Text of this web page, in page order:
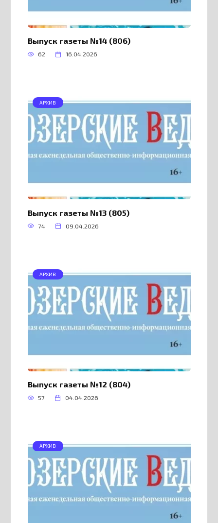
Выпуск газеты №14 (806)
62 16.04.2026
АРХИВ
Выпуск газеты №13 (805)
74 09.04.2026
АРХИВ
Выпуск газеты №12 (804)
57 04.04.2026
АРХИВ